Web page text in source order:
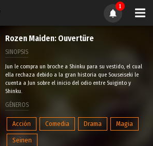
1
Rozen Maiden: Ouvertüre
SINOPSIS
Jun le compra un broche a Shinku para su vestido, el cual
ella rechaza debido a la gran historia que Souseiseki le
cuenta a Jun sobre el inicio del odio entre Suiginto y
Shinku.
GÉNEROS
Acción Comedia Drama Magia
Seinen